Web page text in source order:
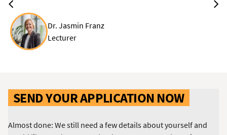
Dr. Jasmin Franz
Lecturer
SEND YOUR APPLICATION NOW
Almost done: We still need a few details about yourself and